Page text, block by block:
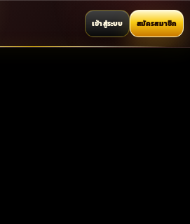
เข้าสู่ระบบ สมัครสมาชิก